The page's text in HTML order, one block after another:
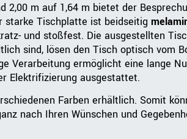
2,00 m auf 1,64 m bietet der
starke Tischplatte ist beidseitig
und stoßfest. Die ausgestellten
sind, lösen den Tisch optisch vom
Verarbeitung ermöglicht eine lange
Elektrifizierung ausgestattet.
Farben erhältlich. Somit
nach Ihren Wünschen und